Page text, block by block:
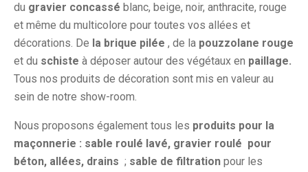
du gravier concassé blanc, beige, noir, anthracite, rouge
et même du multicolore pour toutes vos allées et
décorations. De la brique pilée , de la pouzzolane rouge
et du schiste à déposer autour des végétaux en paillage.
Tous nos produits de décoration sont mis en valeur au
sein de notre show-room.
Nous proposons également tous les produits pour la
maçonnerie : sable roulé lavé, gravier roulé pour
béton, allées, drains ; sable de filtration pour les